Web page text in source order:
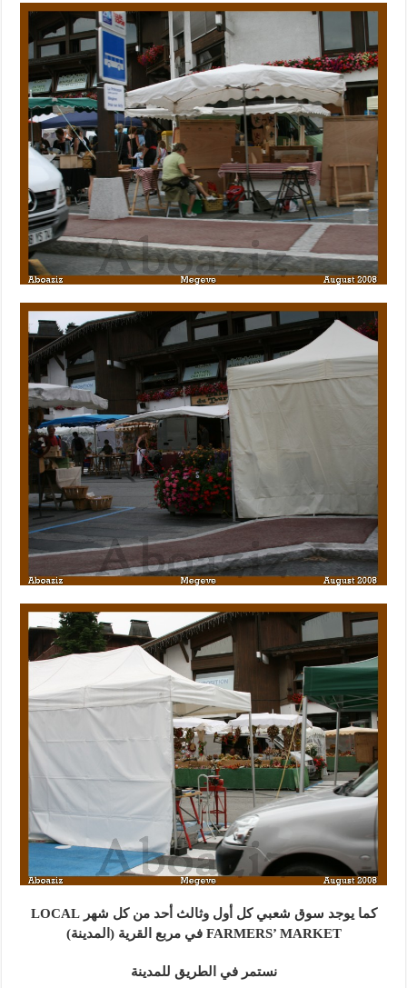
كما يوجد سوق شعبي كل أول وثالث أحد من كل شهر LOCAL
FARMERS’ MARKET في مربع القرية (المدينة)
نستمر في الطريق للمدينة